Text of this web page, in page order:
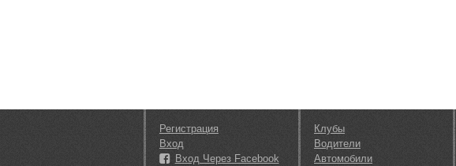
Регистрация
Вход
Вход Через Facebook
Клубы
Водители
Автомобили